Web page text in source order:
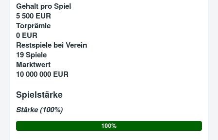
Gehalt pro Spiel
5 500 EUR
Torprämie
0 EUR
Restspiele bei Verein
19 Spiele
Marktwert
10 000 000 EUR
Spielstärke
Stärke (100%)
100%